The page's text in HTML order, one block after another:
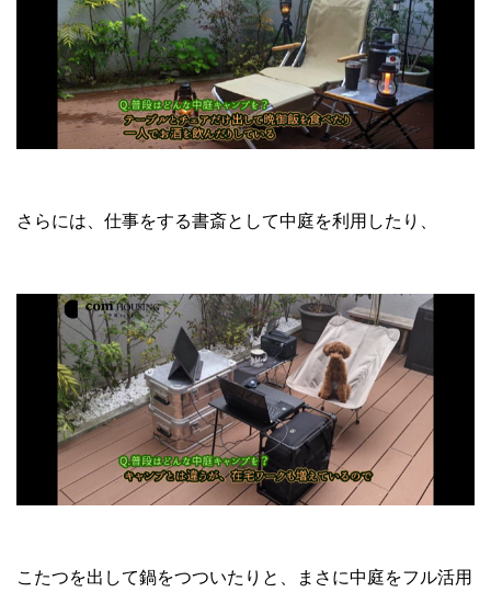
さらには、仕事をする書斎として中庭を利用したり、
こたつを出して鍋をつついたりと、まさに中庭をフル活用